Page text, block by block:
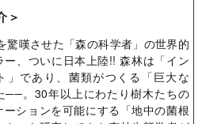
＞
驚嘆させた「森の科学者」の世界的
ー、ついに日本上陸!! 森林は「イン
」であり、菌類がつくる「巨大な
──。30年以上にわたり樹木たちの
ーションを可能にする「地中の菌根